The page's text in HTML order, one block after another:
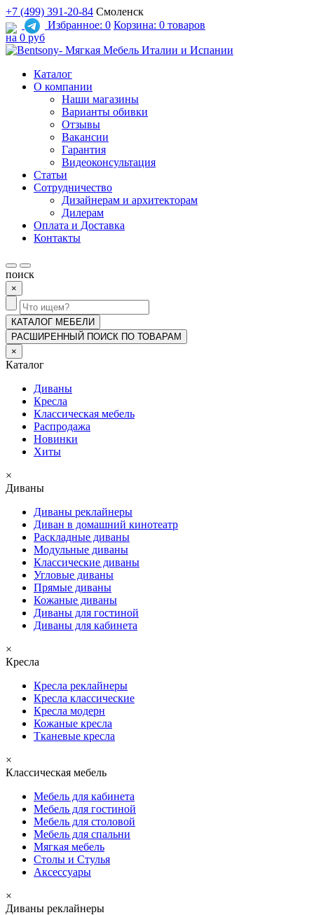
+7 (499) 391-20-84 Смоленск
Избранное: 0 Корзина: 0 товаров
на 0 руб
Каталог
О компании
Наши магазины
Варианты обивки
Отзывы
Вакансии
Гарантия
Видеоконсультация
Статьи
Сотрудничество
Дизайнерам и архитекторам
Дилерам
Оплата и Доставка
Контакты
поиск
×
КАТАЛОГ МЕБЕЛИ
РАСШИРЕННЫЙ ПОИСК ПО ТОВАРАМ
×
Каталог
Диваны
Кресла
Классическая мебель
Распродажа
Новинки
Хиты
×
Диваны
Диваны реклайнеры
Диван в домашний кинотеатр
Раскладные диваны
Модульные диваны
Классические диваны
Угловые диваны
Прямые диваны
Кожаные диваны
Диваны для гостиной
Диваны для кабинета
×
Кресла
Кресла реклайнеры
Кресла классические
Кресла модерн
Кожаные кресла
Тканевые кресла
×
Классическая мебель
Мебель для кабинета
Мебель для гостиной
Мебель для столовой
Мебель для спальни
Мягкая мебель
Столы и Стулья
Аксессуары
×
Диваны реклайнеры